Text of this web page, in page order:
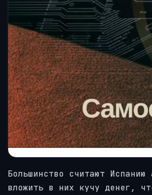
Большинство считают
вложить в них кучу денег,